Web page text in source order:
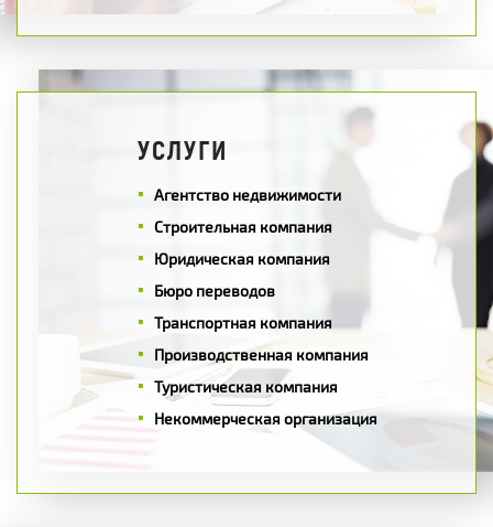
УСЛУГИ
Агентство недвижимости
Строительная компания
Юридическая компания
Бюро переводов
Транспортная компания
Производственная компания
Туристическая компания
Некоммерческая организация